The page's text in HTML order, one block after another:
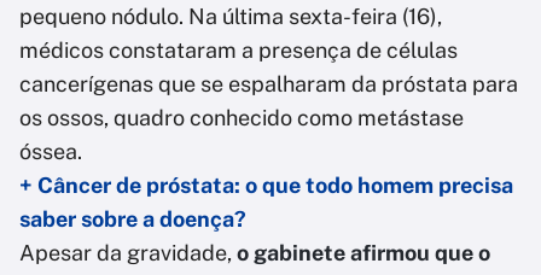
pequeno nódulo. Na última sexta-feira (16),
médicos constataram a presença de células
cancerígenas que se espalharam da próstata para
os ossos, quadro conhecido como metástase
óssea.
+ Câncer de próstata: o que todo homem precisa
saber sobre a doença?
Apesar da gravidade, o gabinete afirmou que o